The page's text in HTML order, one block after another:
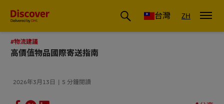
DHL 台灣：國際快遞商業洞察與物流指南台灣 ZH
#物流建議
高價值物品國際寄送指南
2026年3月13日 5 分鐘閱讀